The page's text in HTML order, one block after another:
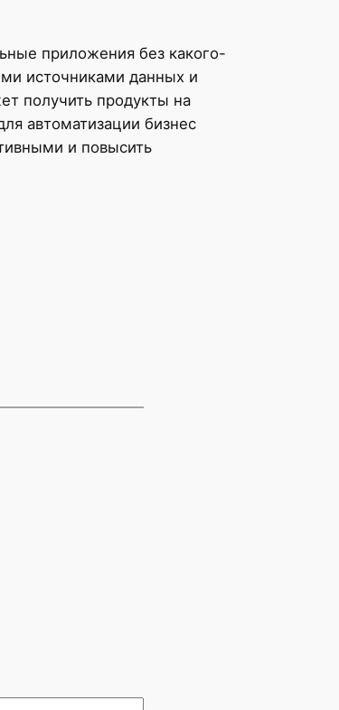
приложения без какого-
источниками данных и
получить продукты на
автоматизации бизнес
и повысить